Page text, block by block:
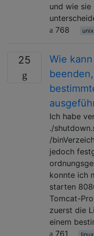
und wie sie
768
unix
25
Wie
Ich habe
./
/
jedoch
konnte ich
starten
Tomcat-
zuerst die
einem
761
linux